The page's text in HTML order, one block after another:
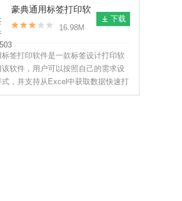
豪典通用标签打印软
件 V2015.0503 最新
16.98M
下载
签打印软件是一款标签设计打印软
软件，用户可以按照自己的需求设
式，并支持从Excel中获取数据快速打